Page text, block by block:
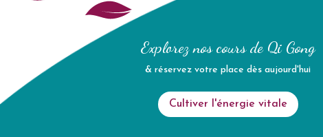
Explorez nos cours de Qi Gong
& réservez votre place dès aujourd'hui
Cultiver l'énergie vitale